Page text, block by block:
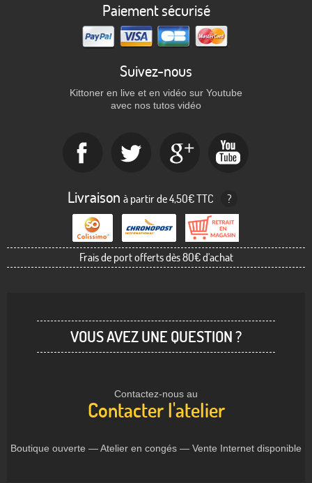
Paiement sécurisé
Suivez-nous
Kittoner en live et en vidéo sur Youtube
avec nos tutos vidéo
Livraison à partir de 4,50€ TTC ?
Frais de port offerts dès 80€ d'achat
VOUS AVEZ UNE QUESTION ?
Contactez-nous au
Contacter l'atelier
Boutique ouverte — Atelier en congés — Vente Internet disponible